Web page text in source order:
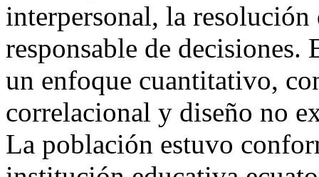
interpersonal, la
responsable de decisiones.
un enfoque cuantitativo,
correlacional y diseño no
La población estuvo